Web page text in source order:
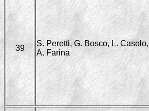
39
S. Peretti, G. Bosco, L. Casolo,
A. Farina